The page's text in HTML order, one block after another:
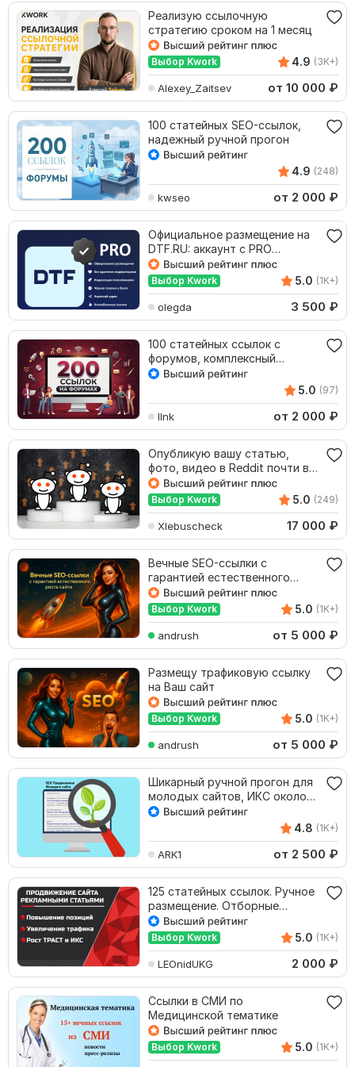
Реализую ссылочную
стратегию сроком на 1 месяц
Выбор Kwork 4.9 (3K+)
Alexey_Zaitsev от 10 000 ₽
100 статейных SEO-ссылок,
надежный ручной прогон
4.9 (248)
kwseo от 2 000 ₽
Официальное размещение на
DTF.RU: аккаунт с PRO
подпиской без удаления
Выбор Kwork 5.0 (1K+)
olegda 3 500 ₽
100 статейных ссылок с
форумов, комплексный
подход
5.0 (97)
llnk от 2 000 ₽
Опубликую вашу статью,
фото, видео в Reddit почти в
любом сообществе
Выбор Kwork 5.0 (249)
Xlebuscheck 17 000 ₽
Вечные SEO-ссылки с
гарантией естественного
роста сайта
Выбор Kwork 5.0 (1K+)
andrush от 5 000 ₽
Размещу трафиковую ссылку
на Ваш сайт
Выбор Kwork 5.0 (1K+)
andrush от 5 000 ₽
Шикарный ручной прогон для
молодых сайтов, ИКС около
500000, 10 ссылок
4.8 (1K+)
ARK1 от 2 500 ₽
125 статейных ссылок. Ручное
размещение. Отборные
площадки
Выбор Kwork 5.0 (1K+)
LEOnidUKG 2 000 ₽
Ссылки в СМИ по
Медицинской тематике
Выбор Kwork 5.0 (1K+)